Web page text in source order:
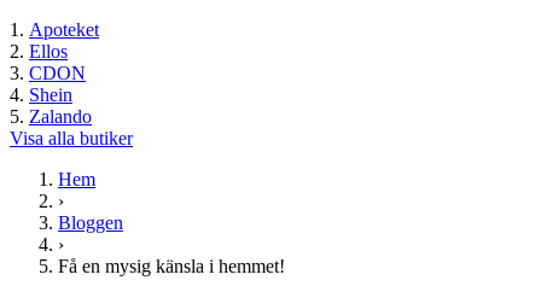
Apoteket
Ellos
CDON
Shein
Zalando
Visa alla butiker
Hem
›
Bloggen
›
Få en mysig känsla i hemmet!